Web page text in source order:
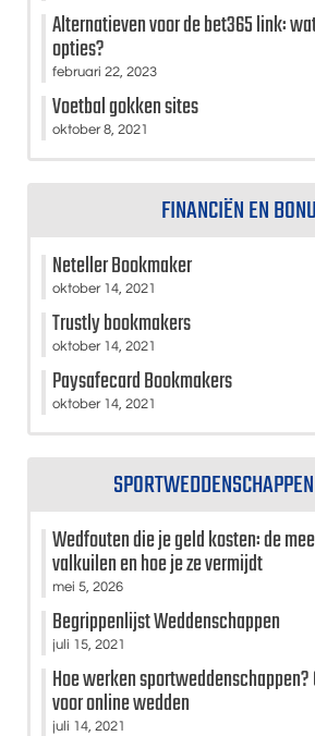
Alternatieven voor de bet365 link:
opties?
februari 22, 2023
Voetbal gokken sites
oktober 8, 2021
FINANCIËN EN
Neteller Bookmaker
oktober 14, 2021
Trustly bookmakers
oktober 14, 2021
Paysafecard Bookmakers
oktober 14, 2021
Wedfouten die je geld kosten: de
valkuilen en hoe je ze vermijdt
mei 5, 2026
Begrippenlijst Weddenschappen
juli 15, 2021
Hoe werken
voor online wedden
juli 14, 2021